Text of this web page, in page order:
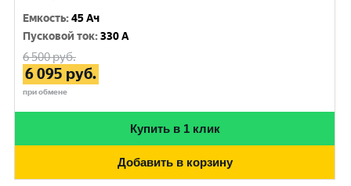
Емкость:45 Ач
Пусковой ток:330 A
6 500руб.
6 095 руб.
при обмене
Купить в 1 клик
Добавить в корзину